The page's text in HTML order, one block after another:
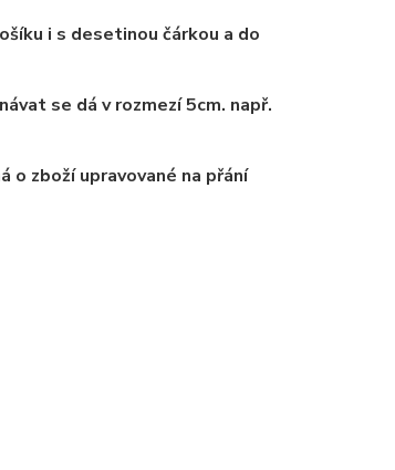
i s desetinou čárkou a do
se dá v rozmezí 5cm. např.
o zboží upravované na přání